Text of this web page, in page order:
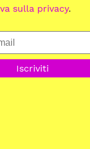
sulla privacy.